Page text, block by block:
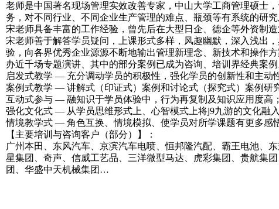
老师是中国著名现场管理实效改善专家，中山大学工商管理硕士
务，对不同行业、不同企业生产管理的难点、瓶颈等有系统的研究
宋老师具备丰富的工作经验，曾先后在大型日企、德企等外资制
宋老师善于解答学员疑问，上课形式多样，风趣幽默，深入浅出
验，向各界优秀企业源源不断地输出管理新理念、新技术和操作
办近千场专题演讲、其中的部分案例已成为咨询、培训界经典案例
启发式教学 — 充分调动学员的积极性，强化学员的创新性和主动
案例式教学 — 讲解式（印证式）案例和讨论式（探究式）案例研
互动式参与 — 融知识于学员体验中，行为再复制及知识应用度高；
强化文化式 — 从学员思维形式上、心智模式上将j9九游的文化融入
情境教学式 — 角色互换、情境模拟、使学员对所学课题有更多感
【主要培训与咨询客户（部分）】：
广州本田、东风汽车、京滨汽车电喷、恒邦隆汽配、霸王电池、
星集团、奇声、信威工艺品、三洋微型马达、虎彩集团、贵航集
团、华盛中天机械集团…